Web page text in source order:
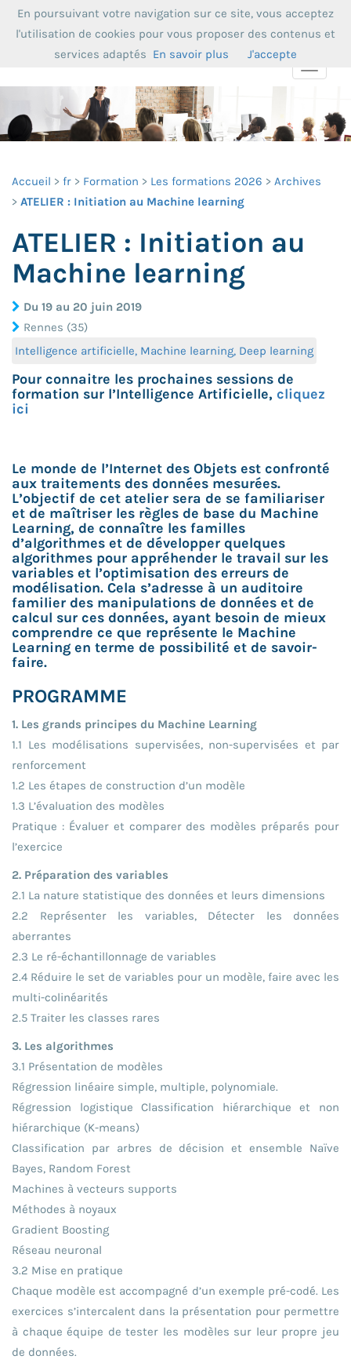
Toggle
Accueil fr Formation Les formations 2026
Archives
ATELIER : Initiation au Machine learning
ATELIER : Initiation au
Machine learning
Du 19 au 20 juin 2019
Rennes (35)
Intelligence artificielle, Machine learning, Deep learning
Pour connaitre les prochaines sessions de
formation sur l’Intelligence Artificielle, cliquez
ici
Le monde de l’Internet des Objets est confronté
aux traitements des données mesurées.
L’objectif de cet atelier sera de se familiariser
et de maîtriser les règles de base du Machine
Learning, de connaître les familles
d’algorithmes et de développer quelques
algorithmes pour appréhender le travail sur les
variables et l’optimisation des erreurs de
modélisation. Cela s’adresse à un auditoire
familier des manipulations de données et de
calcul sur ces données, ayant besoin de mieux
comprendre ce que représente le Machine
Learning en terme de possibilité et de savoir-
faire.
PROGRAMME
1. Les grands principes du Machine Learning
1.1 Les modélisations supervisées, non-supervisées et par
renforcement
1.2 Les étapes de construction d’un modèle
1.3 L’évaluation des modèles
Pratique : Évaluer et comparer des modèles préparés pour
l’exercice
2. Préparation des variables
2.1 La nature statistique des données et leurs dimensions
2.2 Représenter les variables, Détecter les données
aberrantes
2.3 Le ré-échantillonnage de variables
2.4 Réduire le set de variables pour un modèle, faire avec les
multi-colinéarités
2.5 Traiter les classes rares
3. Les algorithmes
3.1 Présentation de modèles
Régression linéaire simple, multiple, polynomiale.
Régression logistique Classification hiérarchique et non
hiérarchique (K-means)
Classification par arbres de décision et ensemble Naïve
Bayes, Random Forest
Machines à vecteurs supports
Méthodes à noyaux
Gradient Boosting
Réseau neuronal
3.2 Mise en pratique
Chaque modèle est accompagné d’un exemple pré-codé. Les
exercices s’intercalent dans la présentation pour permettre
à chaque équipe de tester les modèles sur leur propre jeu
de données.
En poursuivant votre navigation sur ce site, vous acceptez
l'utilisation de cookies pour vous proposer des contenus et
services adaptés En savoir plus J'accepte